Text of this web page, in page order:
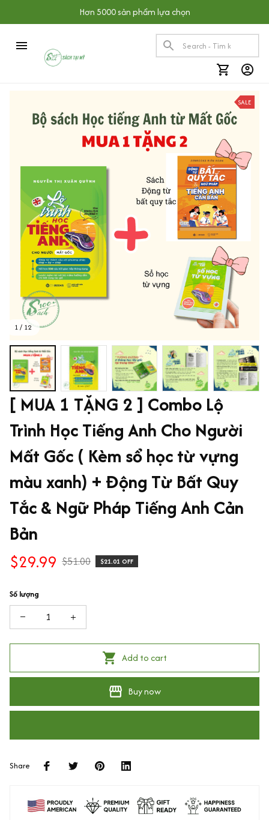
Hơn 5000 sản phẩm lựa chọn
1 / 12
SALE
[ MUA 1 TẶNG 2 ] Combo Lộ
Trình Học Tiếng Anh Cho Người
Mất Gốc ( Kèm sổ học từ vựng
màu xanh) + Động Từ Bất Quy
Tắc & Ngữ Pháp Tiếng Anh Cản
Bản
$29.99 $51.00 $21.01 OFF
Số lượng
Add to cart
Buy now
Share